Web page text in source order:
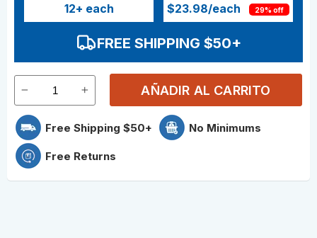
12+ each $23.98/each 29% off
FREE SHIPPING $50+
AÑADIR AL CARRITO
Free Shipping $50+ No Minimums
Free Returns